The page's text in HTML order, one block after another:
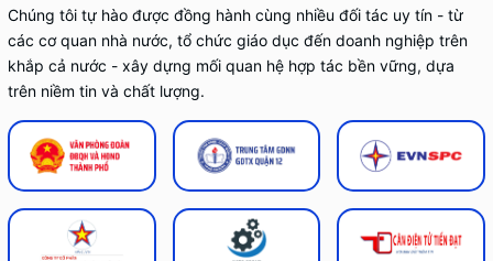
Chúng tôi tự hào được đồng hành cùng nhiều đối tác uy tín - từ
các cơ quan nhà nước, tổ chức giáo dục đến doanh nghiệp trên
khắp cả nước - xây dựng mối quan hệ hợp tác bền vững, dựa
trên niềm tin và chất lượng.